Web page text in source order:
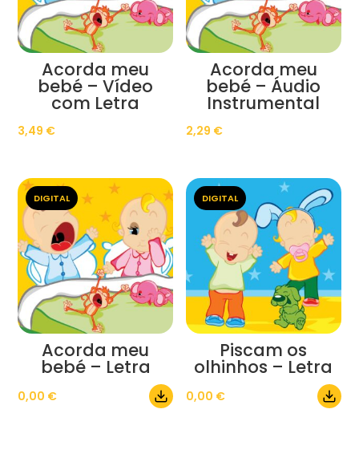
Acorda meu
bebé – Vídeo
com Letra
3,49 €
Acorda meu
bebé – Áudio
Instrumental
2,29 €
DIGITAL
Acorda meu
bebé – Letra
0,00 €
DIGITAL
Piscam os
olhinhos – Letra
0,00 €